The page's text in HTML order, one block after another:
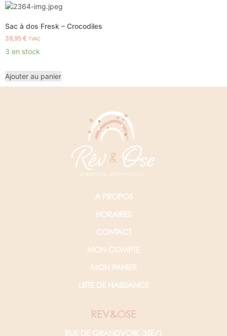
Sac à dos Fresk – Crocodiles
39,95 € TVAC
3 en stock
Ajouter au panier
A PROPOS
HORAIRES
CONTACT
MON COMPTE
MON PANIER
LISTE DE NAISSANCE
REV&OSE
RUE DE GRANDVOIR, 35E/1